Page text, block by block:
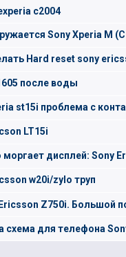
c2004
Sony Xperia M
Hard reset sony
после воды
st15i проблема с
LT15i
моргает дисплей: Sony
w20i/zylo труп
Z750i. Большой
схема для телефона